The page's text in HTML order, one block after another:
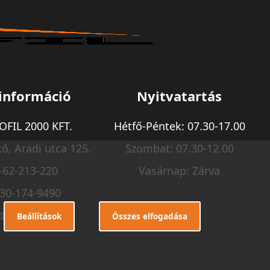
2000 KFT.
Aradi utca 125.
62-213-220
174-9490
profil.hu
Nyitvatartás
Hétfő-Péntek: 07.30-17.00
Szombat: 07.30-12.00
Vasárnap: Zárva
Beállítások Összes elfogadása